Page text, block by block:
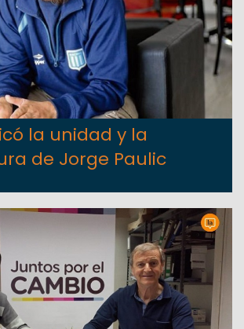
la unidad y la
de Jorge Paulic